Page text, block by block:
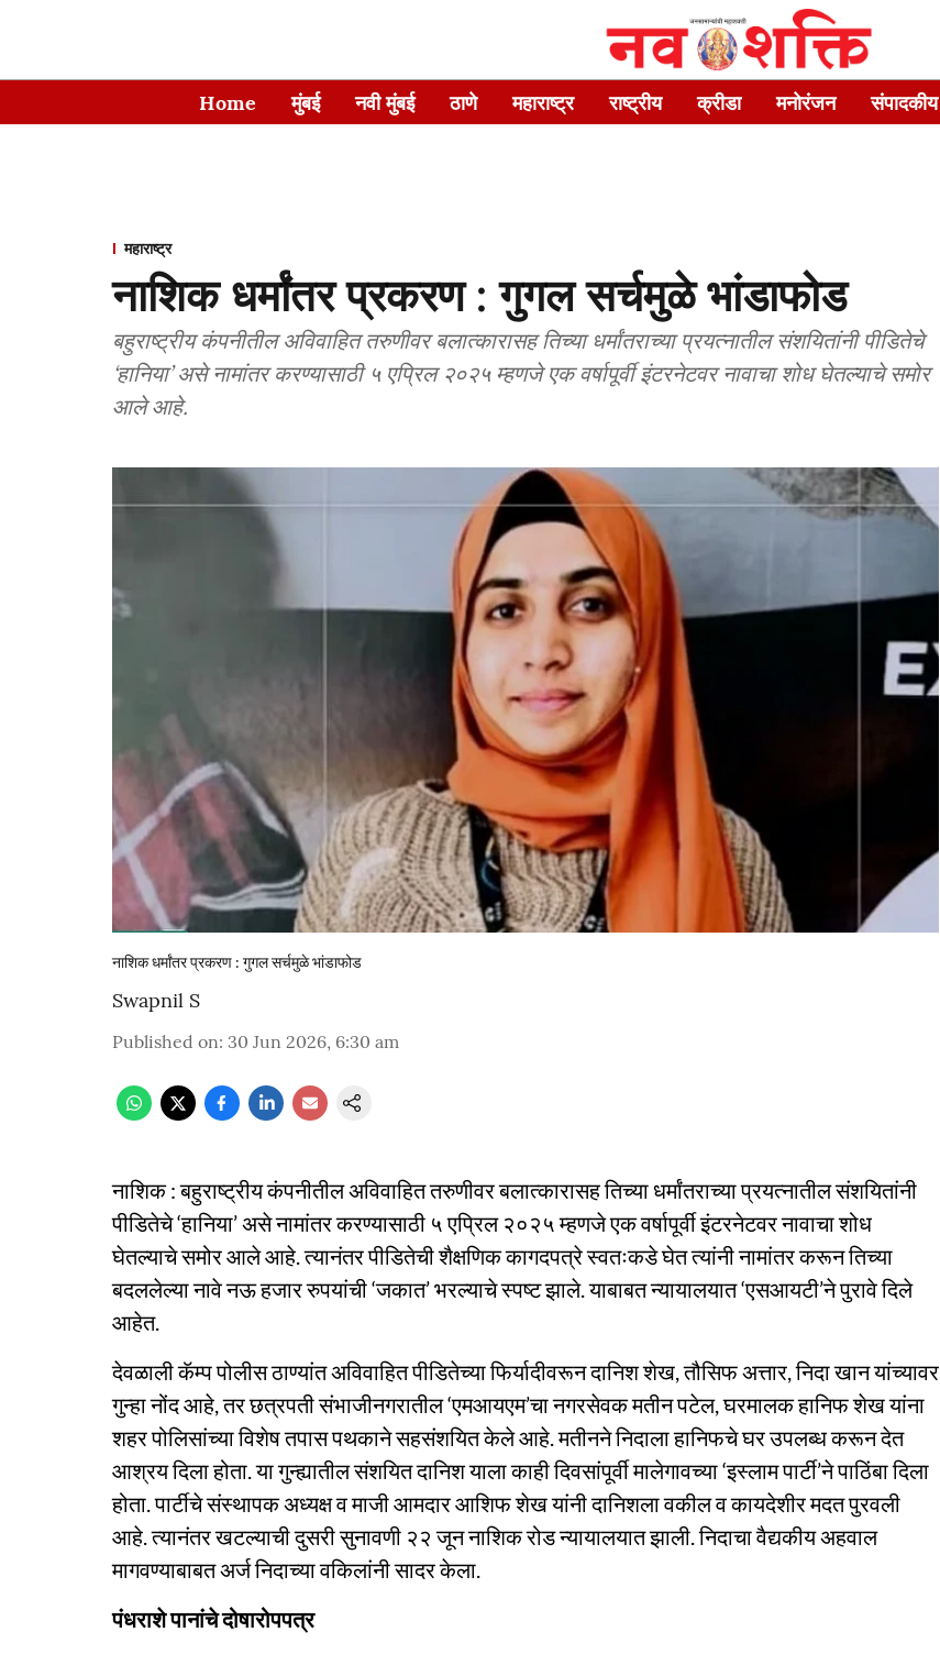
Home मुंबई नवी मुंबई ठाणे महाराष्ट्र राष्ट्रीय क्रीडा मनोरंजन संपादकीय
महाराष्ट्र
नाशिक धर्मांतर प्रकरण : गुगल सर्चमुळे भांडाफोड
बहुराष्ट्रीय कंपनीतील अविवाहित तरुणीवर बलात्कारासह तिच्या धर्मांतराच्या प्रयत्नातील संशयितांनी पीडितेचे
‘हानिया’ असे नामांतर करण्यासाठी ५ एप्रिल २०२५ म्हणजे एक वर्षापूर्वी इंटरनेटवर नावाचा शोध घेतल्याचे समोर
आले आहे.
नाशिक धर्मांतर प्रकरण : गुगल सर्चमुळे भांडाफोड
Swapnil S
Published on: 30 Jun 2026, 6:30 am
नाशिक : बहुराष्ट्रीय कंपनीतील अविवाहित तरुणीवर बलात्कारासह तिच्या धर्मांतराच्या प्रयत्नातील संशयितांनी
पीडितेचे ‘हानिया’ असे नामांतर करण्यासाठी ५ एप्रिल २०२५ म्हणजे एक वर्षापूर्वी इंटरनेटवर नावाचा शोध
घेतल्याचे समोर आले आहे. त्यानंतर पीडितेची शैक्षणिक कागदपत्रे स्वतःकडे घेत त्यांनी नामांतर करून तिच्या
बदललेल्या नावे नऊ हजार रुपयांची ‘जकात’ भरल्याचे स्पष्ट झाले. याबाबत न्यायालयात ‘एसआयटी’ने पुरावे दिले
आहेत.
देवळाली कॅम्प पोलीस ठाण्यांत अविवाहित पीडितेच्या फिर्यादीवरून दानिश शेख, तौसिफ अत्तार, निदा खान यांच्यावर
गुन्हा नोंद आहे, तर छत्रपती संभाजीनगरातील ‘एमआयएम’चा नगरसेवक मतीन पटेल, घरमालक हानिफ शेख यांना
शहर पोलिसांच्या विशेष तपास पथकाने सहसंशयित केले आहे. मतीनने निदाला हानिफचे घर उपलब्ध करून देत
आश्रय दिला होता. या गुन्ह्यातील संशयित दानिश याला काही दिवसांपूर्वी मालेगावच्या ‘इस्लाम पार्टी’ने पाठिंबा दिला
होता. पार्टीचे संस्थापक अध्यक्ष व माजी आमदार आशिफ शेख यांनी दानिशला वकील व कायदेशीर मदत पुरवली
आहे. त्यानंतर खटल्याची दुसरी सुनावणी २२ जून नाशिक रोड न्यायालयात झाली. निदाचा वैद्यकीय अहवाल
मागवण्याबाबत अर्ज निदाच्या वकिलांनी सादर केला.
पंधराशे पानांचे दोषारोपपत्र